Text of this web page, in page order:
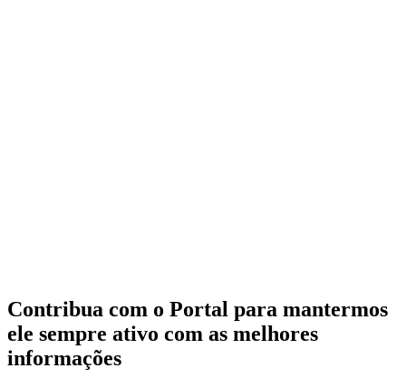
Contribua com o Portal para mantermos
ele sempre ativo com as melhores
informações